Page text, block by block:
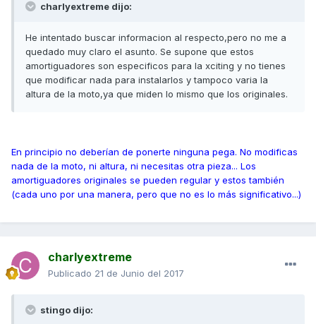
charlyextreme dijo:
He intentado buscar informacion al respecto,pero no me a
quedado muy claro el asunto. Se supone que estos
amortiguadores son especificos para la xciting y no tienes
que modificar nada para instalarlos y tampoco varia la
altura de la moto,ya que miden lo mismo que los originales.
En principio no deberían de ponerte ninguna pega. No modificas
nada de la moto, ni altura, ni necesitas otra pieza... Los
amortiguadores originales se pueden regular y estos también
(cada uno por una manera, pero que no es lo más significativo...)
charlyextreme
Publicado 21 de Junio del 2017
stingo dijo: